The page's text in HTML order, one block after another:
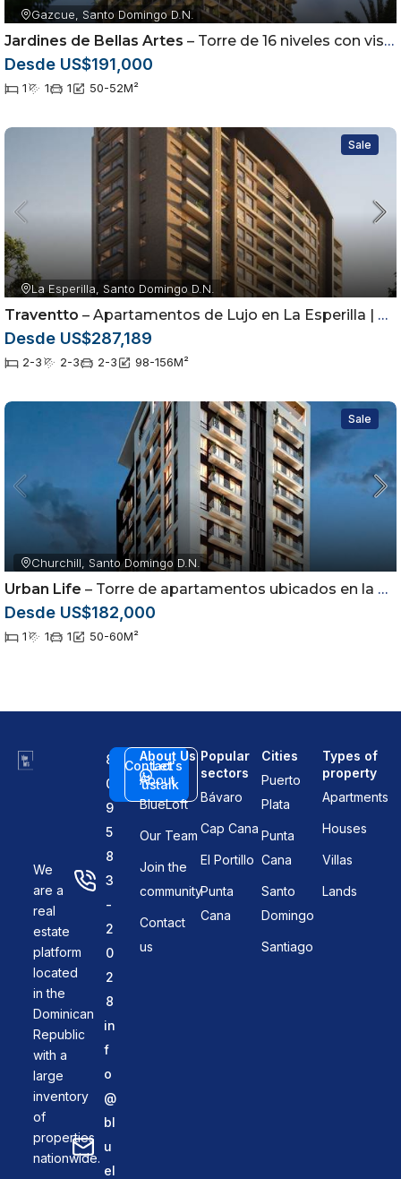
Gazcue, Santo Domingo D.N.
Jardines de Bellas Artes – Torre de 16 niveles con vista al mar ubicada en Gazcue, Santo Domingo
Desde US$191,000
1 1 1 50-52M²
Sale
La Esperilla, Santo Domingo D.N.
Traventto – Apartamentos de Lujo en La Esperilla | Amenidades Premium desde US$287,000
Desde US$287,189
2-3 2-3 2-3 98-156M²
Sale
Churchill, Santo Domingo D.N.
Urban Life – Torre de apartamentos ubicados en la Avenida Winston Churchill, Santo Domingo.
Desde US$182,000
1 1 1 50-60M²
We
are a
real
estate
platform
located
in the
Dominican
Republic
with a
large
inventory
of
properties
nationwide.
8
0
9
5
8
3
-
2
0
2
8
in
f
o
@
bl
u
el
Contact
us
Let's
talk
About Us
About
BlueLoft
Our Team
Join the
community
Contact
us
Popular
sectors
Bávaro
Cap Cana
El Portillo
Punta
Cana
Cities
Puerto
Plata
Punta
Cana
Santo
Domingo
Santiago
Types of
property
Apartments
Houses
Villas
Lands